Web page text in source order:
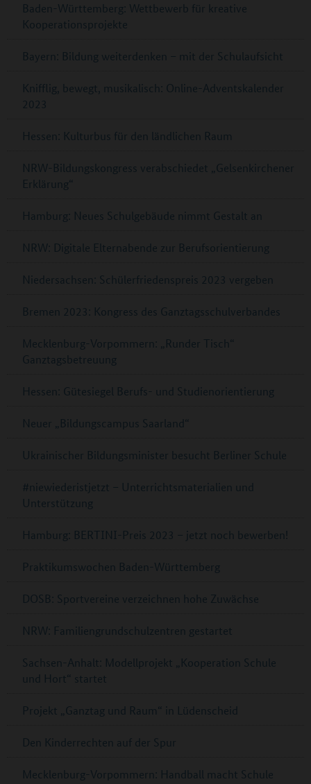
Baden-Württemberg: Wettbewerb für kreative
Kooperationsprojekte
Bayern: Bildung weiterdenken – mit der Schulaufsicht
Knifflig, bewegt, musikalisch: Online-Adventskalender
2023
Hessen: Kulturbus für den ländlichen Raum
NRW-Bildungskongress verabschiedet „Gelsenkirchener
Erklärung“
Hamburg: Neues Schulgebäude nimmt Gestalt an
NRW: Digitale Elternabende zur Berufsorientierung
Niedersachsen: Schülerfriedenspreis 2023 vergeben
Bremen 2023: Kongress des Ganztagsschulverbandes
Mecklenburg-Vorpommern: „Runder Tisch“
Ganztagsbetreuung
Hessen: Gütesiegel Berufs- und Studienorientierung
Neuer „Bildungscampus Saarland“
Ukrainischer Bildungsminister besucht Berliner Schule
#niewiederistjetzt – Unterrichtsmaterialien und
Unterstützung
Hamburg: BERTINI-Preis 2023 – jetzt noch bewerben!
Praktikumswochen Baden-Württemberg
DOSB: Sportvereine verzeichnen hohe Zuwächse
NRW: Familiengrundschulzentren gestartet
Sachsen-Anhalt: Modellprojekt „Kooperation Schule
und Hort“ startet
Projekt „Ganztag und Raum“ in Lüdenscheid
Den Kinderrechten auf der Spur
Mecklenburg-Vorpommern: Handball macht Schule